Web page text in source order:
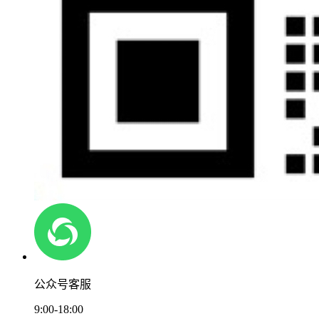
公众号客服
9:00-18:00